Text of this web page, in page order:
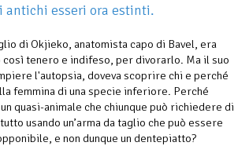
antichi esseri ora estinti.
di Okjieko, anatomista capo di Bavel, era
così tenero e indifeso, per divorarlo. Ma il suo
l'autopsia, doveva scoprire chi e perché
femmina di una specie inferiore. Perché
quasi-animale che chiunque può richiedere di
usando un’arma da taglio che può essere
e non dunque un dentepiatto?